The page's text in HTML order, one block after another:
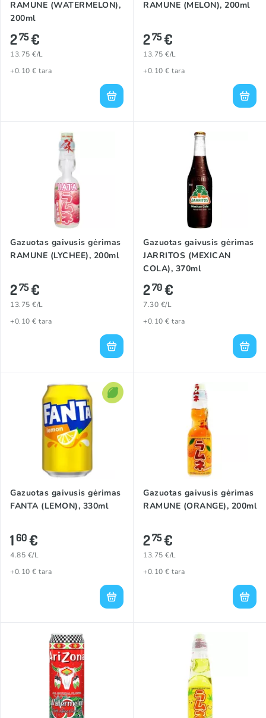
RAMUNE (WATERMELON),
200ml
275€
13.75 €/L
+0.10 € tara
RAMUNE (MELON), 200ml
275€
13.75 €/L
+0.10 € tara
Gazuotas gaivusis gėrimas
RAMUNE (LYCHEE), 200ml
275€
13.75 €/L
+0.10 € tara
Gazuotas gaivusis gėrimas
JARRITOS (MEXICAN
COLA), 370ml
270€
7.30 €/L
+0.10 € tara
Gazuotas gaivusis gėrimas
FANTA (LEMON), 330ml
160€
4.85 €/L
+0.10 € tara
Gazuotas gaivusis gėrimas
RAMUNE (ORANGE), 200ml
275€
13.75 €/L
+0.10 € tara